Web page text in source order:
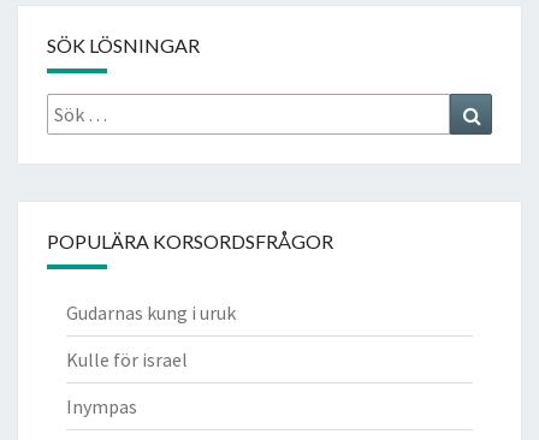
SÖK LÖSNINGAR
Sök
efter:
POPULÄRA KORSORDSFRÅGOR
Gudarnas kung i uruk
Kulle för israel
Inympas